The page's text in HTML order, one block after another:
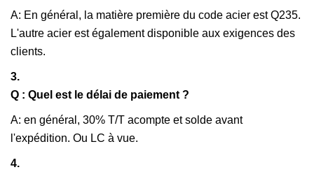
A: En général, la matière première du code acier est Q235.
L'autre acier est également disponible aux exigences des
clients.
3.
Q : Quel est le délai de paiement ?
A: en général, 30% T/T acompte et solde avant
l'expédition. Ou LC à vue.
4.